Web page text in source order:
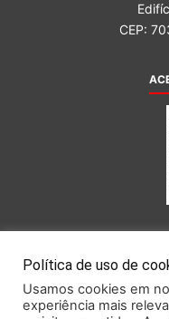
CEP:
Política de uso de
Usamos cookies em
experiência mais